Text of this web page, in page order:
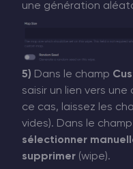
une génération
5) Dans le champ
saisir un lien vers
ce cas, laissez les
vides). Dans le champ
sélectionner
supprimer (wipe).